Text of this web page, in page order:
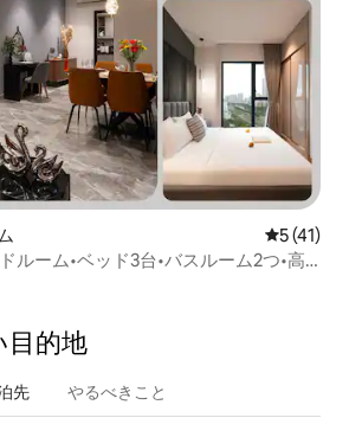
レビュー
5 (41)
ルーム•ベッド3台•バスルーム2つ•高
的⁠地
先 やるべきこと